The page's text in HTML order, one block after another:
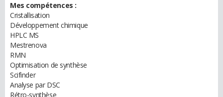
Mes compétences :
Cristallisation
Développement chimique
HPLC MS
Mestrenova
RMN
Optimisation de synthèse
Scifinder
Analyse par DSC
Rétro-synthèse